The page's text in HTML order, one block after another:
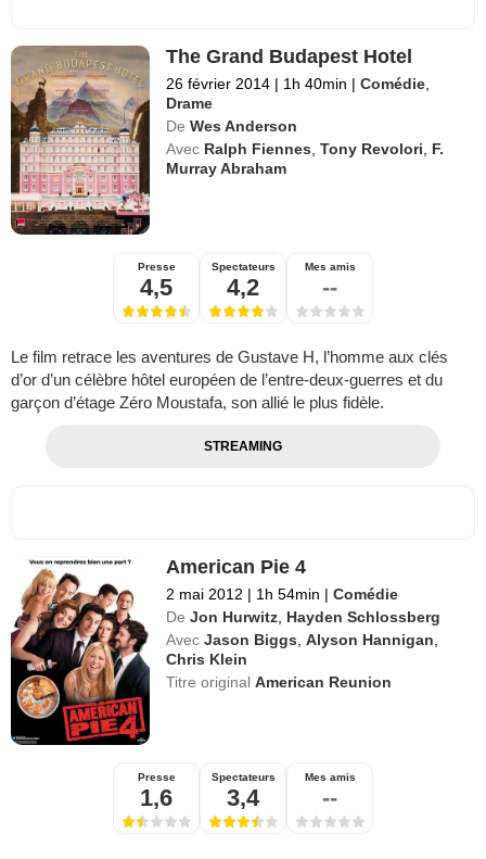
The Grand Budapest Hotel
26 février 2014 | 1h 40min | Comédie,
Drame
De Wes Anderson
Avec Ralph Fiennes,Tony Revolori, F.
Murray Abraham
Presse
4,5
Spectateurs
4,2
Mes amis
--
Le film retrace les aventures de Gustave H, l’homme aux clés
d’or d’un célèbre hôtel européen de l’entre-deux-guerres et du
garçon d’étage Zéro Moustafa, son allié le plus fidèle.
STREAMING
American Pie 4
2 mai 2012 | 1h 54min | Comédie
De Jon Hurwitz, Hayden Schlossberg
Avec Jason Biggs,Alyson Hannigan,
Chris Klein
Titre originalAmerican Reunion
Presse
1,6
Spectateurs
3,4
Mes amis
--